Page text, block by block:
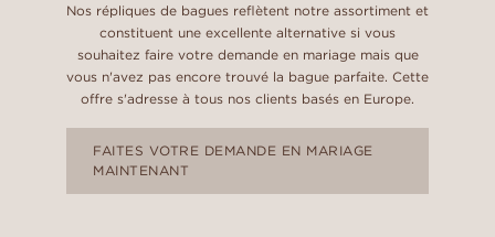
Nos répliques de bagues reflètent notre assortiment et
constituent une excellente alternative si vous
souhaitez faire votre demande en mariage mais que
vous n'avez pas encore trouvé la bague parfaite. Cette
offre s'adresse à tous nos clients basés en Europe.
FAITES VOTRE DEMANDE EN MARIAGE
MAINTENANT